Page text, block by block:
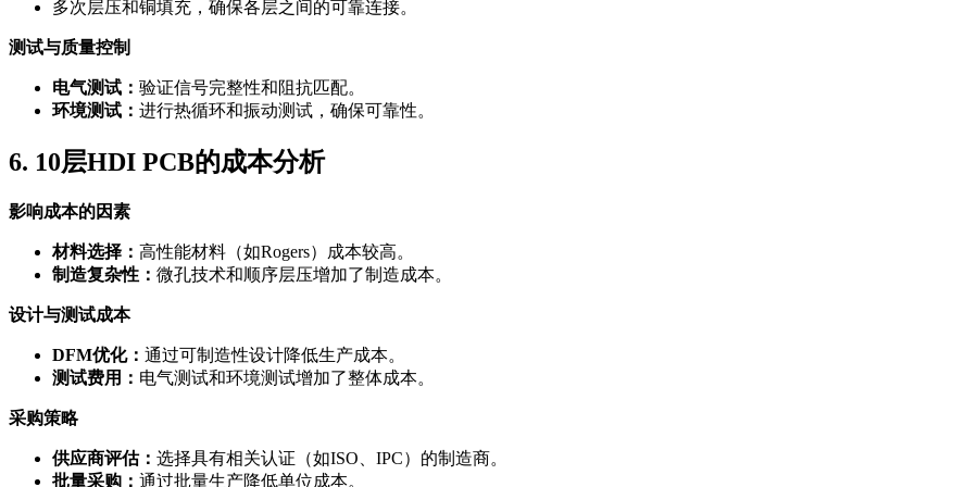
多次层压和铜填充，确保各层之间的可靠连接。
测试与质量控制
电气测试： 验证信号完整性和阻抗匹配。
环境测试： 进行热循环和振动测试，确保可靠性。
6. 10层HDI PCB的成本分析
影响成本的因素
材料选择： 高性能材料（如Rogers）成本较高。
制造复杂性： 微孔技术和顺序层压增加了制造成本。
设计与测试成本
DFM优化： 通过可制造性设计降低生产成本。
测试费用： 电气测试和环境测试增加了整体成本。
采购策略
供应商评估： 选择具有相关认证（如ISO、IPC）的制造商。
批量采购： 通过批量生产降低单位成本。